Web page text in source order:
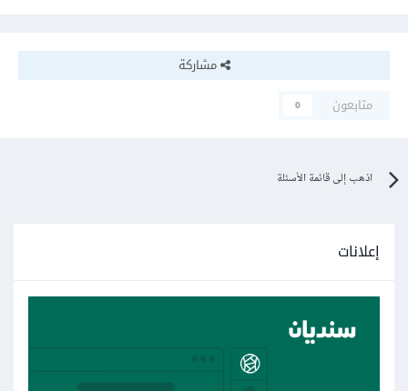
مشاركة
متابعون
0
اذهب إلى قائمة الأسئلة
إعلانات